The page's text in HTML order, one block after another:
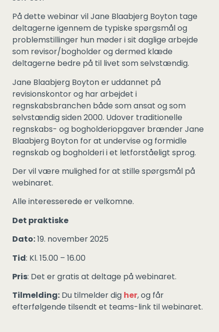
På dette webinar vil Jane Blaabjerg Boyton tage
deltagerne igennem de typiske spørgsmål og
problemstillinger hun møder i sit daglige arbejde
som revisor/bogholder og dermed klæde
deltagerne bedre på til livet som selvstændig.
Jane Blaabjerg Boyton er uddannet på
revisionskontor og har arbejdet i
regnskabsbranchen både som ansat og som
selvstændig siden 2000. Udover traditionelle
regnskabs- og bogholderiopgaver brænder Jane
Blaabjerg Boyton for at undervise og formidle
regnskab og bogholderi i et letforståeligt sprog.
Der vil være mulighed for at stille spørgsmål på
webinaret.
Alle interesserede er velkomne.
Det praktiske
Dato:19. november 2025
Tid: Kl. 15.00 – 16.00
Pris: Det er gratis at deltage på webinaret.
Tilmelding: Du tilmelder dig her, og får
efterfølgende tilsendt et teams-link til webinaret.